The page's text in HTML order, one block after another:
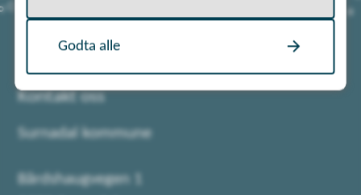
Kontakt oss
Surnadal kommune
Bårdshaugvegen 1
Godta alle